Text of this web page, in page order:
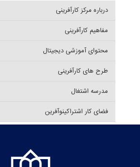
درباره مرکز کارآفرینی
مفاهیم کارآفرینی
محتوای آموزشی دیجیتال
طرح های کارآفرینی
مدرسه اشتغال
فضای کار اشتراکینوآفرین